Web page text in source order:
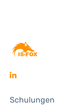
e
Schulungen